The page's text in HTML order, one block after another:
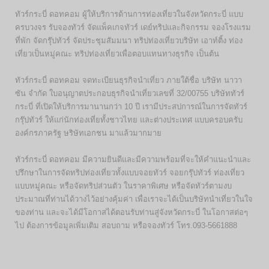
ทัวร์กระบี่ ดอทคอม ผู้ให้บริการด้านการท่องเที่ยวในจังหวัดกระบี่ แบบ
ครบวงจร รับจองทัวร์ จัดแพ็คเกจทัวร์ เดย์ทริปและกิจกรรม จองโรงแรม
ที่พัก จัดกรุ๊ปทัวร์ จัดประชุมสัมมนา ทริปท่องเที่ยวบริษัท เอาท์ติ้ง ท่อง
เที่ยวเป็นหมู่คณะ ทริปท่องเที่ยวเพื่อตอบแทนทางธุรกิจ เป็นต้น
ทัวร์กระบี่ ดอทคอม จดทะเบียนธุรกิจนำเที่ยว ภายใต้ชื่อ บริษัท นาวา
ซัน จำกัด ใบอนุญาตประกอบธุรกิจนำเที่ยวเลขที่ 32/00755 บริษัททัวร์
กระบี่ ที่เปิดให้บริการมานานกว่า 10 ปี เรามีประสปการณ์ในการจัดทัวร์
กรุ๊ปทัวร์ ให้แก่นักท่องเที่ยทั้งชาวไทย และต่างประเทศ แบบครอบครับ
องค์กรภาครัฐ ษริษัทเอกชน มาแล้วมากมาย
ทัวร์กระบี่ ดอทคอม มีความยินดีและมีความพร้อมที่จะให้คำแนะนำและ
ปรึกษาในการจัดทริปท่องเที่ยวทั้งแบบจอยทัวร์ จอยกรุ๊ปทัวร์ ท่องเที่ยว
แบบหมู่คณะ หรือจัดทริปส่วนตัว ในราคาพิเศษ หรือจัดทัวร์ตามงบ
ประมาณที่ท่านได้วางไว้อย่างคุ้มค่า เพื่อเราจะได้เป็นบริษัทนำเที่ยวในใจ
ของท่าน และจะได้มีโอกาสได้ตอนรับท่านสู่จังหวัดกระบี่ ในโอกาสต่อๆ
ไป ต้องการข้อมูลเพิ่มเติม สอบถาม หรือจองทัวร์ โทร.093-5661888